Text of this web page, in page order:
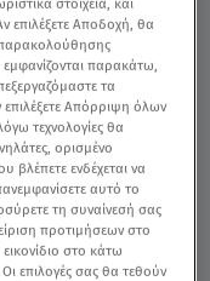
ΠΡΟΒΛΕΨΕΙΣ
Αποδοχή, θα
παρακολούθησης
παρακάτω,
τα
Απόρριψη όλων
τεχνολογίες θα
ορισμένο
βλέπετε ενδέχεται να
αυτό το
τη συναίνεσή σας
προτιμήσεων στο
στο κάτω
επιλογές σας θα τεθούν